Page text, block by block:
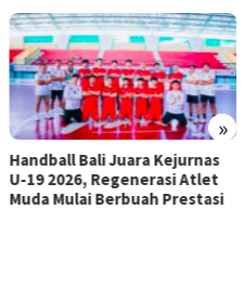
»
Made Supartha Bawa Energi
Baru ABTI Bali, Tim U-19 Putra
Sabet Juara 1 Kejurnas 2026